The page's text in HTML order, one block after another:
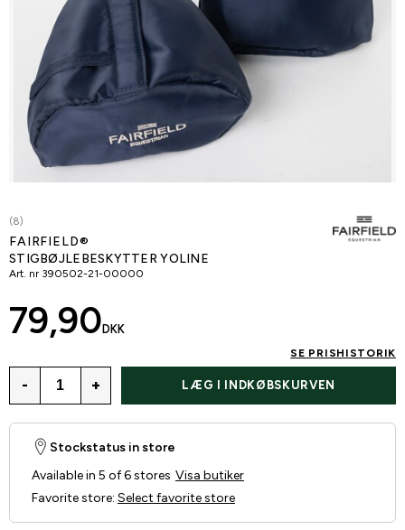
(8)
FAIRFIELD®
STIGBØJLEBESKYTTER YOLINE
Art. nr 390502-21-00000
79,90 DKK
SE PRISHISTORIK
- + LÆG I INDKØBSKURVEN
Stockstatus in store
Available in 5 of 6 stores Visa butiker
Favorite store: Select favorite store